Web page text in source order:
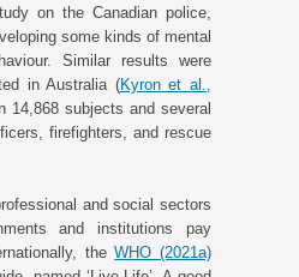
on the Canadian police,
some kinds of mental
Similar results were
in Australia (Kyron et al.,
14,868 subjects and several
firefighters, and rescue
and social sectors
and institutions pay
theWHO (2021a)